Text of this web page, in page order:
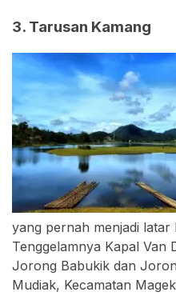
3. Tarusan Kamang
yang pernah menjadi
Tenggelamnya Kapal Van
Jorong Babukik dan
Mudiak, Kecamatan